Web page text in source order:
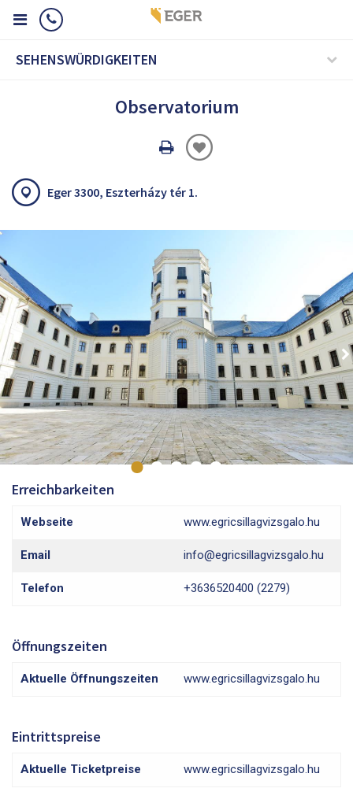
SEHENSWÜRDIGKEITEN
Observatorium
Oldal
Eger 3300, Eszterházy tér 1.
Erreichbarkeiten
Webseite www.egricsillagvizsgalo.hu
Email info@egricsillagvizsgalo.hu
Telefon +3636520400 (2279)
Öffnungszeiten
Aktuelle Öffnungszeiten www.egricsillagvizsgalo.hu
Eintrittspreise
Aktuelle Ticketpreise www.egricsillagvizsgalo.hu